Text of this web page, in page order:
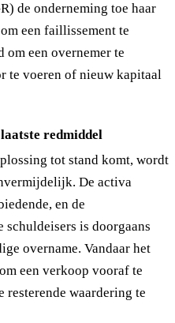
de onderneming toe haar
een faillissement te
een overnemer te
te voeren of nieuw kapitaal
redmiddel
tot stand komt, wordt
De activa
en de
schuldeisers is doorgaans
overname. Vandaar het
een verkoop vooraf te
resterende waardering te